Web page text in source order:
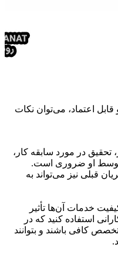
اعتماد، می‌توان نکات
تحقیق در مورد سابقه کار،
او ضروری است.
قبلی نیز می‌تواند به
خدمات آن‌ها تأثیر
استفاده کنید که در
کافی باشند و بتوانند